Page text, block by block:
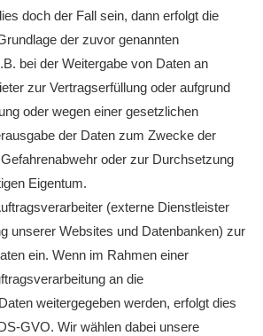
doch der Fall sein, dann erfolgt die
der zuvor genannten
bei der Weitergabe von Daten an
zur Vertragserfüllung oder aufgrund
oder wegen einer gesetzlichen
der Daten zum Zwecke der
oder zur Durchsetzung
Eigentum.
(externe Dienstleister
unserer Websites und Datenbanken) zur
ein. Wenn im Rahmen einer
an die
weitergegeben werden, erfolgt dies
GVO. Wir wählen dabei unsere